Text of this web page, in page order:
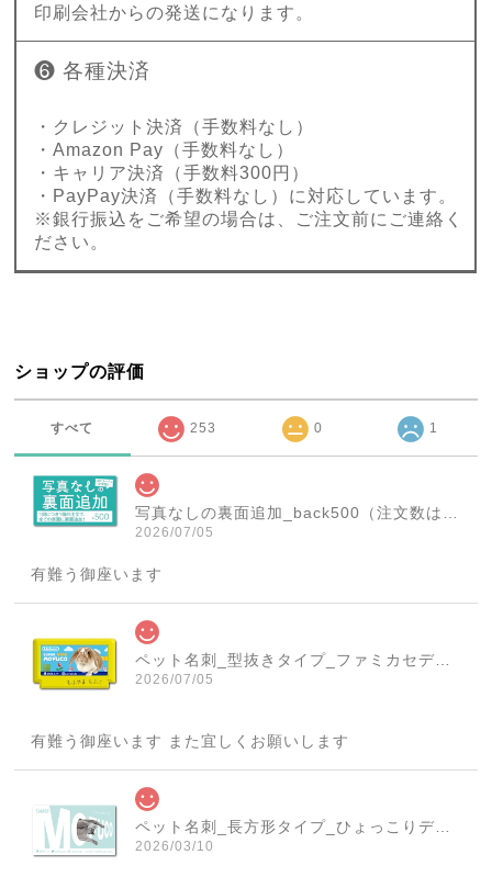
印刷会社からの発送になります。
❻ 各種決済
・クレジット決済（手数料なし）
・Amazon Pay（手数料なし）
・キャリア決済（手数料300円）
・PayPay決済（手数料なし）に対応しています。
※銀行振込をご希望の場合は、ご注文前にご連絡く
ださい。
ショップの評価
すべて 253 0 1
2026/07/05
有難う御座います
2026/07/05
有難う御座います また宜しくお願いします
2026/03/10